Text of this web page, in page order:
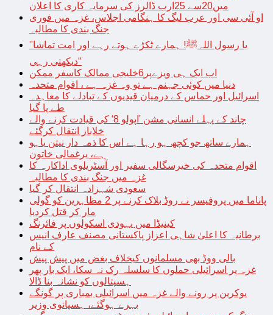
میں20سے 25ارب ڈالرز کی سرمایہ کاری کا اعلان
او آئی سی اور عرب لیگ کا ہنگامی اجلاس، غزہ میں فوری
جنگ بندی کا مطالبہ
’’یا رسول اللہﷺ! ہمارے ٹکڑے ہوتے رہے اور امت تماشا
دیکھتی رہی‘‘
اب ایک ہی ویزےپر6خلیجی ممالک کاسفر ممکن
دنیا میں کوئی جہنم ہے تو وہ غزہ ہے ، اقوام متحدہ
اسرائیل اور حماس کے درمیان قیدیوں کے تبادلے کا معاہدہ
طے پا گیا
چاند کے پہلے انسانی مشن ’اپولو 8‘ کی قیادت کرنے والے
خلاباز انتقال کرگئے
ہمارے ساتھ جو کچھ ہو رہا ہے اس کا ذمہ دار نیتن یاہو
ہے، یرغمالی خاتون
اقوام متحدہ کی خیرسگالی سفیر اور آسٹریلوی اداکارہ کا
غزہ میں جنگ بندی کا مطالبہ
سعودی شہزادہ انتقال کر گیا
پاناما میں پروفیسر نے روڈ بلاک کرنے پر 2 مظاہرین کو گولی
مار کر قتل کردیا
کینیڈا میں یہودی اسکولوں پر فائرنگ
برطانیہ کا اعلیٰ شاہی اعزاز پاکستانی مصنف عارف انیس
کے نام
بالی ووڈ بھی مسلمانوں کیخلاف بغض میں پیش پیش
غزہ پر اسرائیلی حملوں کا سلسلہ رک نہ سکا، ایک بار پھر
ہسپتالوں کو نشانہ بنا ڈالا
یوکرین پر رونے والے غزہ میں اسرائیلی بمباری پر گونگے
بہرے ہوگئے، ہسپانوی وزیر